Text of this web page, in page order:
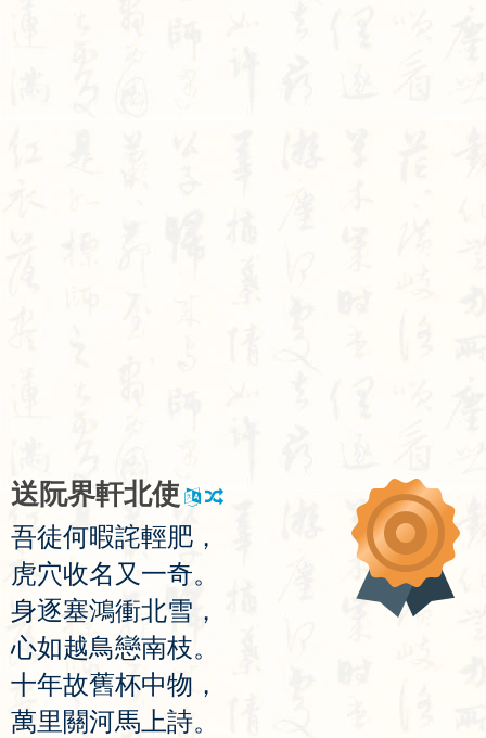
送阮界軒北使
吾徒何暇詫輕肥 ，
虎穴收名 又 一奇。
身逐塞鴻衝北雪 ，
心如越鳥戀南枝。
十年故舊杯中物 ，
萬里關河馬 上詩。